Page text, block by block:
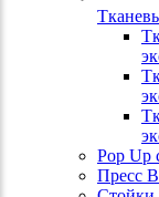
Pop Up
Пресс